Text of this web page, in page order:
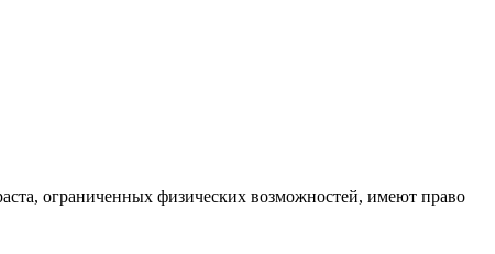
ограниченных физических возможностей, имеют право